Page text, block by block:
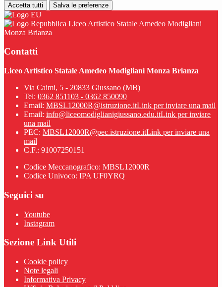
Accetta tutti Salva le preferenze
Liceo Artistico Statale Amedeo Modigliani
Monza Brianza
Contatti
Liceo Artistico Statale Amedeo Modigliani Monza Brianza
Via Caimi, 5 - 20833 Giussano (MB)
Tel: 0362 851103 - 0362 850090
Email: MBSL12000R@istruzione.itLink per inviare una mail
Email: info@liceomodiglianigiussano.edu.itLink per inviare
una mail
PEC: MBSL12000R@pec.istruzione.itLink per inviare una
mail
C.F.: 91007250151
Codice Meccanografico: MBSL12000R
Codice Univoco: IPA UF0YRQ
Seguici su
Youtube
Instagram
Sezione Link Utili
Cookie policy
Note legali
Informativa Privacy